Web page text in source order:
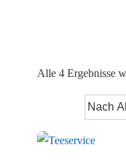
Alle 4 Ergebnisse